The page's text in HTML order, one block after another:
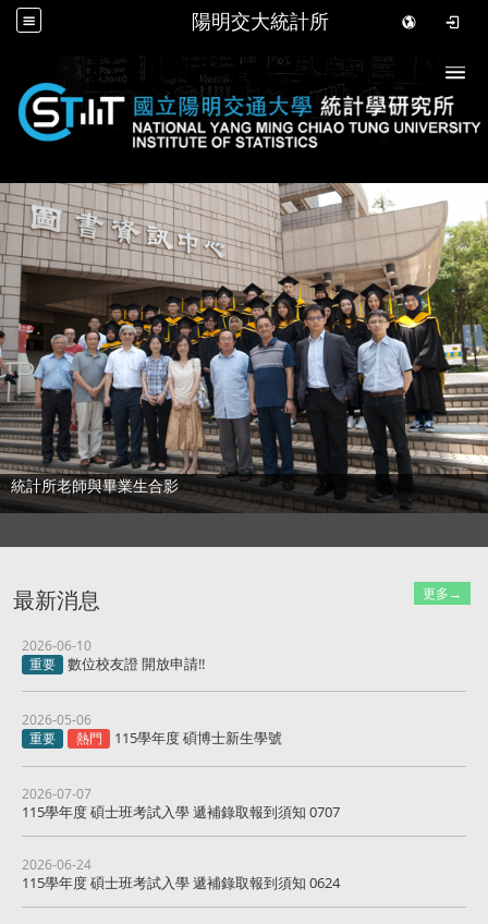
陽明交大統計所
統計所老師與畢業生合影
最新消息
2026-06-10
重要
數位校友證 開放申請!!
2026-05-06
重要
熱門 115學年度 碩博士新生學號
2026-07-07
115學年度 碩士班考試入學 遞補錄取報到須知 0707
2026-06-24
115學年度 碩士班考試入學 遞補錄取報到須知 0624
更多→